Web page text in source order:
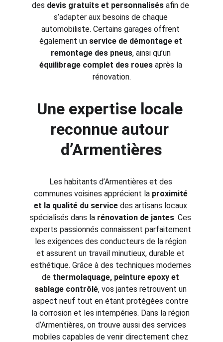
des devis gratuits et personnalisés afin de
s’adapter aux besoins de chaque
automobiliste. Certains garages offrent
également un service de démontage et
remontage des pneus, ainsi qu’un
équilibrage complet des roues après la
rénovation.
Une expertise locale
reconnue autour
d’Armentières
Les habitants d’Armentières et des
communes voisines apprécient la proximité
et la qualité du service des artisans locaux
spécialisés dans la rénovation de jantes. Ces
experts passionnés connaissent parfaitement
les exigences des conducteurs de la région
et assurent un travail minutieux, durable et
esthétique. Grâce à des techniques modernes
de thermolaquage, peinture epoxy et
sablage contrôlé, vos jantes retrouvent un
aspect neuf tout en étant protégées contre
la corrosion et les intempéries. Dans la région
d’Armentières, on trouve aussi des services
mobiles capables de venir directement chez